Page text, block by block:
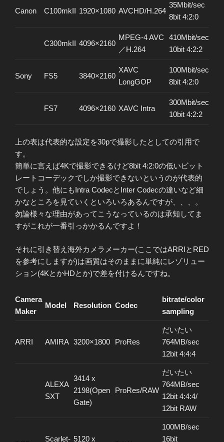
Canon C100mkII 1920×1080 AVCHD/H.264
35Mbit/sec
8bit 4:2:0
C300mkII 4096×2160
MPEG-4 AVC
／H.264
410Mbit/sec
10bit 4:2:2
Sony FS5 3840×2160
XAVC
LongGOP
100Mbit/sec
8bit 4:2:0
FS7 4096×2160 XAVC Intra
300Mbit/sec
10bit 4:2:2
上の表は代表的な設定を30pで撮影したとしての引用で
す。
簡単に言えば4Kで撮影できるけど8bit 4:2:0の低いビット
レートコーデックでしか撮影できないというのが代表的
でしょう。他にもIntra CodecとInter Codecの違いなど細
かなところを見ていくといろいろあるんですが、、、。
勿論様々な理由があってこうなっているのは承知してま
すがこれが一番引っかかるんですよ！
それに引き替え海外カメラメーカー(ここではARRIとRED
を参考にしますが)は画質はそのままに単純にレゾリュー
ション(4KとかHDとか)で差を付けるんですね。
Camera
Maker
Model Resolution Codec
bitrate/color
sampling
ARRI AMIRA 3200×1800 ProRes
だいたい
764MB/sec
12bit 4:4:4
ALEXA
SXT
3414 x
2198(Open
Gate)
ProRes/RAW
だいたい
764MB/sec
12bit 4:4:4/
12bit RAW
Scarlet- 5120 x
100MB/sec
16bit